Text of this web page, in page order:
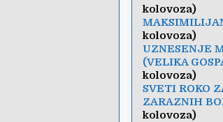
kolovoza)
kolovoza)
UZNESENJE
(VELIKA
kolovoza)
SVETI ROKO
ZARAZNIH
kolovoza)